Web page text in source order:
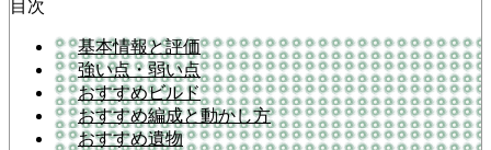
目次
基本情報と評価
強い点・弱い点
おすすめビルド
おすすめ編成と動かし方
おすすめ遺物